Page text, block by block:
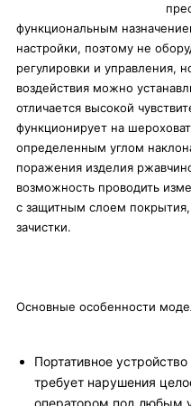
функциональным
настройки, поэтому не
регулировки и управления,
воздействия можно
отличается высокой
функционирует на
определенным углом
поражения изделия
возможность проводить
с защитным слоем
зачистки.
Основные особенности
Портативное
требует нарушения
оператором под любым